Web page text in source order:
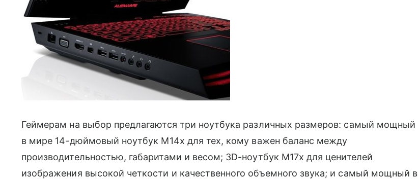
Геймерам на выбор предлагаются три ноутбука различных размеров: самый мощный
в мире 14-дюймовый ноутбук M14x для тех, кому важен баланс между
производительностью, габаритами и весом; 3D-ноутбук M17x для ценителей
изображения высокой четкости и качественного объемного звука; и самый мощный в